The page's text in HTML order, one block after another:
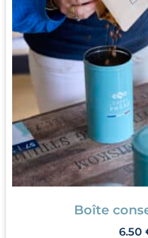
Boîte
6.50